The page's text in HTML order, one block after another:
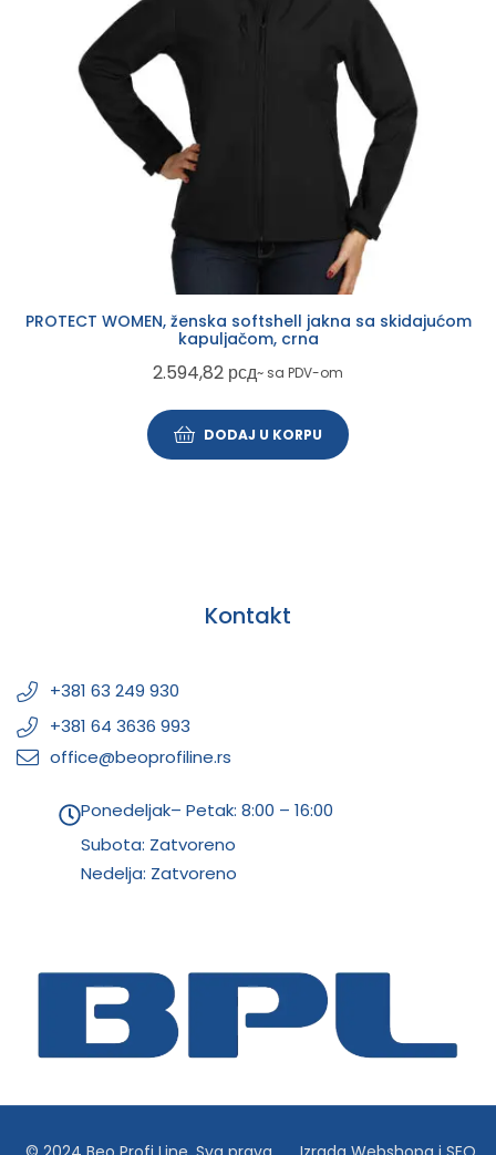
PROTECT WOMEN, ženska softshell jakna sa skidajućom
kapuljačom, crna
2.594,82 рсд~ sa PDV-om
DODAJ U KORPU
Kontakt
+381 63 249 930
+381 64 3636 993
office@beoprofiline.rs
Ponedeljak– Petak: 8:00 – 16:00
Subota: Zatvoreno
Nedelja: Zatvoreno